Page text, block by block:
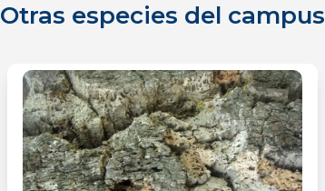
Otras especies del campus